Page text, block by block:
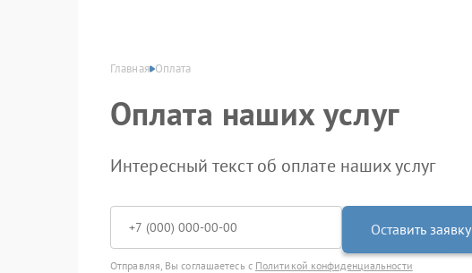
Главная Оплата
Оплата наших услуг
Интересный текст об оплате наших услуг
Оставить заявку
Отправляя, Вы соглашаетесь с Политикой конфиденциальности